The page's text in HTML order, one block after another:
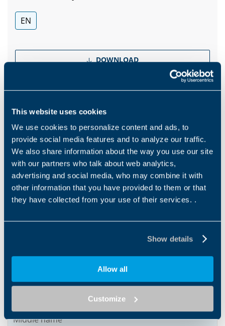
This website uses cookies
We use cookies to personalize content and ads, to
provide social media features and to analyze our traffic.
We also share information about the way you use our site
with our partners who talk about web analytics,
advertising and social media, who may combine it with
other information that you have provided to them or that
they have collected from your use of their services. .
Show details
Allow all
Customize
EN
DOWNLOAD
Brochure Mining Industry
EN PT
DOWNLOAD
Products and solutions request